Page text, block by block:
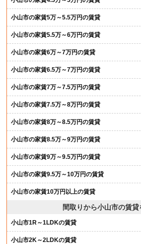
小山市の家賃5万～5.5万円の賃貸
小山市の家賃5.5万～6万円の賃貸
小山市の家賃6万～7万円の賃貸
小山市の家賃6.5万～7万円の賃貸
小山市の家賃7万～7.5万円の賃貸
小山市の家賃7.5万～8万円の賃貸
小山市の家賃8万～8.5万円の賃貸
小山市の家賃8.5万～9万円の賃貸
小山市の家賃9万～9.5万円の賃貸
小山市の家賃9.5万～10万円の賃貸
小山市の家賃10万円以上の賃貸
間取りから小山市の賃貸
小山市1R～1LDKの賃貸
小山市2K～2LDKの賃貸